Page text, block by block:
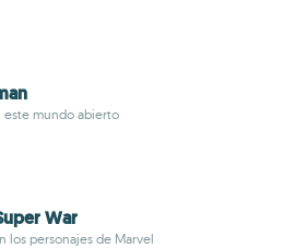
este mundo abierto
War
los personajes de Marvel